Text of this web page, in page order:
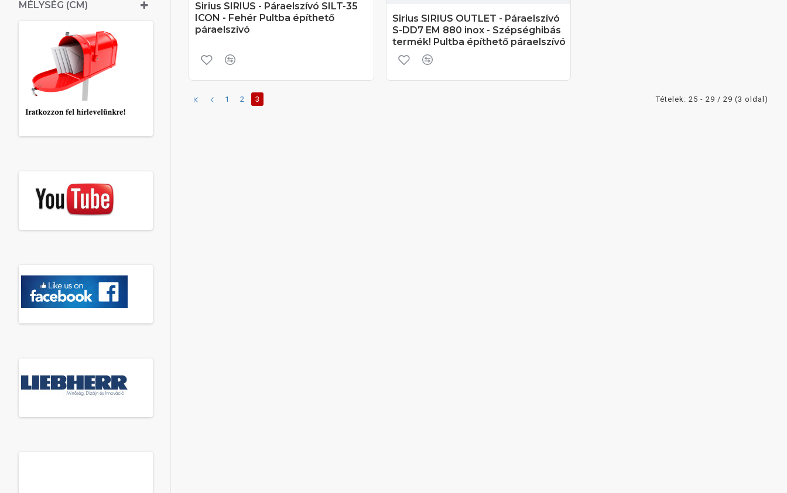
MÉLYSÉG (CM)
Sirius SIRIUS - Páraelszívó SILT-35
ICON - Fehér Pultba építhető
páraelszívó
Sirius SIRIUS OUTLET - Páraelszívó
S-DD7 EM 880 inox - Szépséghibás
termék! Pultba építhető páraelszívó
1 2 3 Tételek: 25 - 29 / 29 (3 oldal)